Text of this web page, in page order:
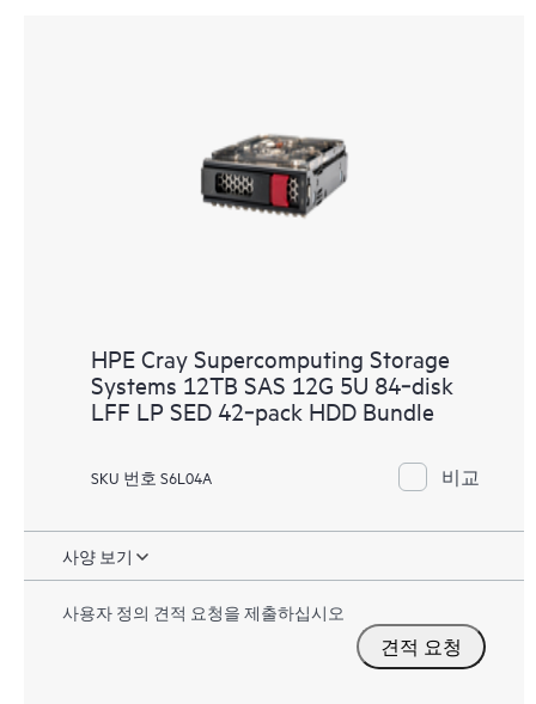
HPE Cray Supercomputing Storage
Systems 12TB SAS 12G 5U 84‑disk
LFF LP SED 42‑pack HDD Bundle
SKU 번호 S6L04A 비교
사양 보기
사용자 정의 견적 요청을 제출하십시오
견적 요청